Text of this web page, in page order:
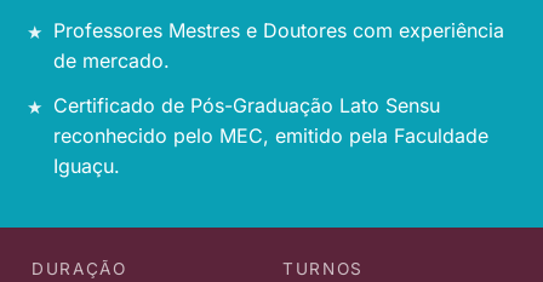
Professores Mestres e Doutores com experiência
de mercado.
Certificado de Pós-Graduação Lato Sensu
reconhecido pelo MEC, emitido pela Faculdade
Iguaçu.
DURAÇÃO TURNOS